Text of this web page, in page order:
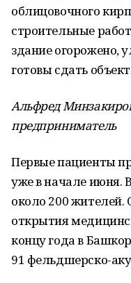
облицовочного
строительные
здание огорожено,
готовы сдать
Альфред
предприниматель
Первые пациенты
уже в начале июня.
около 200
открытия
концу года в
91 фельдшерско-